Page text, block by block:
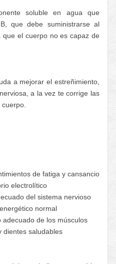
soluble en agua que
que debe suministrarse al
el cuerpo no es capaz de
a mejorar el estreñimiento,
a la vez te corrige las
de fatiga y cansancio
electrolítico
del sistema nervioso
normal
adecuado de los músculos
dientes saludables